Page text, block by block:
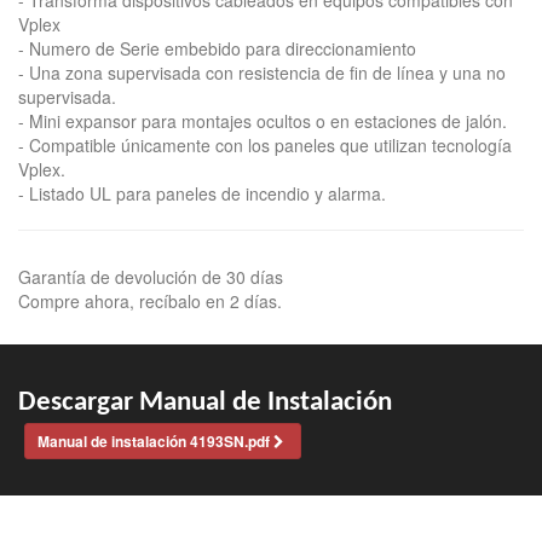
Vplex
- Numero de Serie embebido para direccionamiento
- Una zona supervisada con resistencia de fin de línea y una no
supervisada.
- Mini expansor para montajes ocultos o en estaciones de jalón.
- Compatible únicamente con los paneles que utilizan tecnología
Vplex.
- Listado UL para paneles de incendio y alarma.
Garantía de devolución de 30 días
Compre ahora, recíbalo en 2 días.
Descargar Manual de Instalación
Manual de instalación 4193SN.pdf